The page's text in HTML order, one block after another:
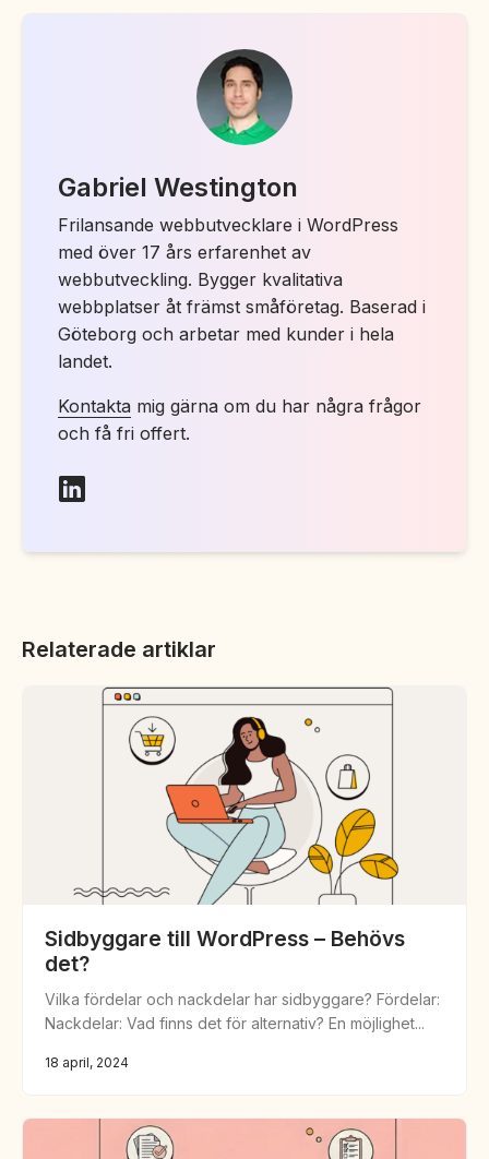
Gabriel Westington
Frilansande webbutvecklare i WordPress
med över 17 års erfarenhet av
webbutveckling. Bygger kvalitativa
webbplatser åt främst småföretag. Baserad i
Göteborg och arbetar med kunder i hela
landet.
Kontakta mig gärna om du har några frågor
och få fri offert.
Relaterade artiklar
Sidbyggare till WordPress – Behövs
det?
Vilka fördelar och nackdelar har sidbyggare? Fördelar:
Nackdelar: Vad finns det för alternativ? En möjlighet...
18 april, 2024